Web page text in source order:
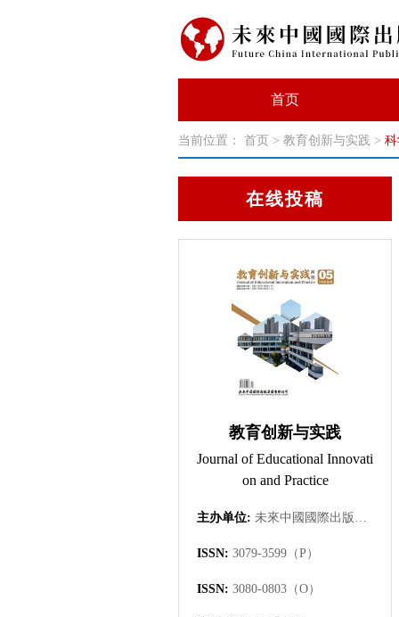
首页
当前位置： 首页 > 教育创新与实践 >
在线投稿
教育创新与实践
Journal of Educational Innovati
on and Practice
主办单位: 未來中國國際出版集團有限公司
ISSN: 3079-3599（P）
ISSN: 3080-0803（O）